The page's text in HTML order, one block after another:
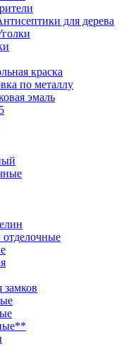
для дерева
краска
по металлу
эмаль